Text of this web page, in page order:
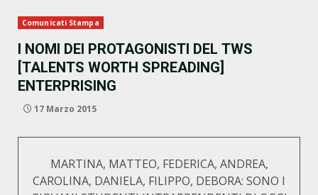
Comunicati Stampa
I NOMI DEI PROTAGONISTI DEL TWS
[TALENTS WORTH SPREADING]
ENTERPRISING
17 Marzo 2015
MARTINA, MATTEO, FEDERICA, ANDREA,
CAROLINA, DANIELA, FILIPPO, DEBORA: SONO I